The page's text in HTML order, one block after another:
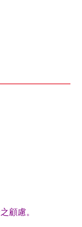
顧慮。